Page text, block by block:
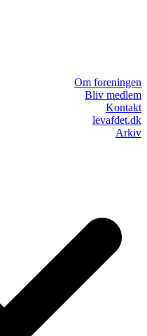
Om foreningen
Bliv medlem
Kontakt
levafdet.dk
Arkiv